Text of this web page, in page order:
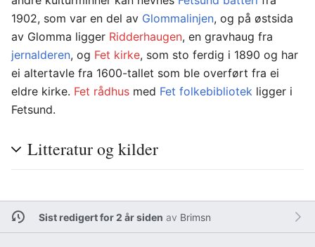
1902, som var en del av Glommalinjen, og på østsida
av Glomma ligger Ridderhaugen, en gravhaug fra
jernalderen, og Fet kirke, som sto ferdig i 1890 og har
ei altertavle fra 1600-tallet som ble overført fra ei
eldre kirke. Fet rådhus med Fet folkebibliotek ligger i
Fetsund.
Litteratur og kilder
Sist redigert for 2 år siden av Brimsn